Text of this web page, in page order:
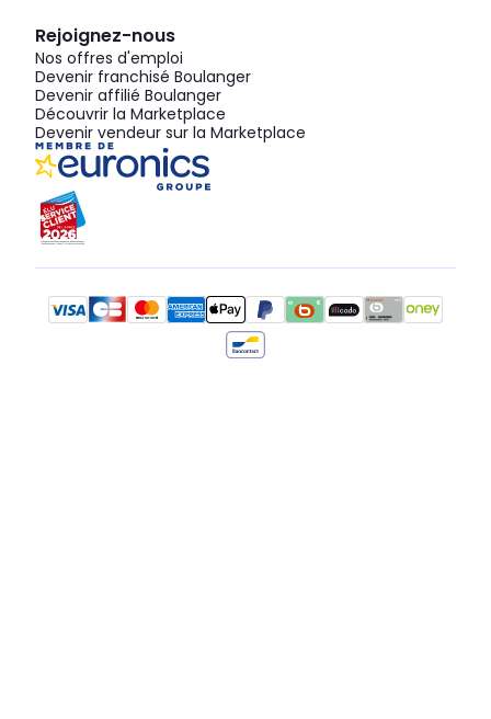
Rejoignez-nous
Nos offres d'emploi
Devenir franchisé Boulanger
Devenir affilié Boulanger
Découvrir la Marketplace
Devenir vendeur sur la Marketplace